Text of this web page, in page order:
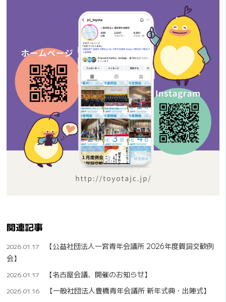
関連記事
2026.01.17
【公益社団法人一宮青年会議所 2026年度賀詞交歓例
会】
2026.01.17 【名古屋会議、開催のお知らせ】
2026.01.16 【一般社団法人豊橋青年会議所 新年式典・出陣式】